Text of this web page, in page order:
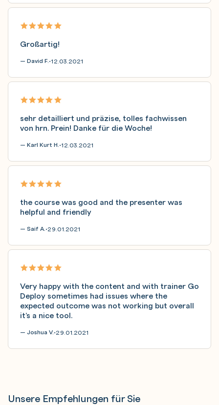
Großartig!
— David F.•12.03.2021
sehr detailliert und präzise, tolles fachwissen
von hrn. Prein! Danke für die Woche!
— Karl Kurt H.•12.03.2021
the course was good and the presenter was
helpful and friendly
— Saif A.•29.01.2021
Very happy with the content and with trainer Go
Deploy sometimes had issues where the
expected outcome was not working but overall
it's a nice tool.
— Joshua V.•29.01.2021
Unsere Empfehlungen für Sie